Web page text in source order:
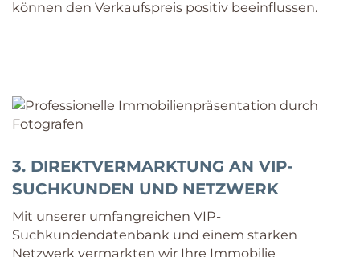
können den Verkaufspreis positiv beeinflussen.
3. DIREKTVERMARKTUNG AN VIP-
SUCHKUNDEN UND NETZWERK
Mit unserer umfangreichen VIP-
Suchkundendatenbank und einem starken
Netzwerk vermarkten wir Ihre Immobilie